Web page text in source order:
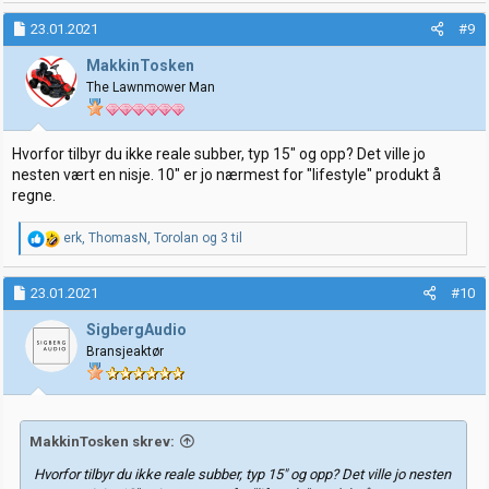
a
k
s
j
o
n
e
r
:
23.01.2021 #9
MakkinTosken
The Lawnmower Man
Hvorfor tilbyr du ikke reale subber, typ 15" og opp? Det ville jo
nesten vært en nisje. 10" er jo nærmest for "lifestyle" produkt å
regne.
R
e
a
k
s
j
o
r
erk, ThomasN , Torolan og 3 til
23.01.2021 #10
SigbergAudio
Bransjeaktør
MakkinTosken skrev:
Hvorfor tilbyr du ikke reale subber, typ 15" og opp? Det ville jo nesten